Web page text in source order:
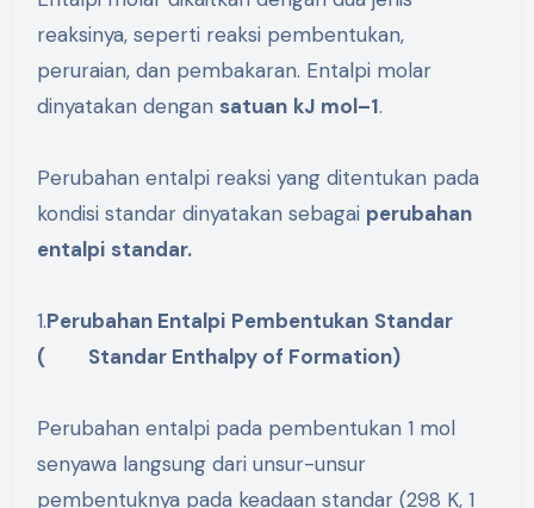
reaksinya, seperti reaksi pembentukan,
peruraian, dan pembakaran. Entalpi molar
dinyatakan dengan satuan kJ mol–1.
Perubahan entalpi reaksi yang ditentukan pada
kondisi standar dinyatakan sebagai perubahan
entalpi standar.
1.Perubahan Entalpi Pembentukan Standar
( StandarEnthalpy of Formation)
Perubahan entalpi pada pembentukan 1 mol
senyawa langsung dari unsur-unsur
pembentuknya pada keadaan standar (298 K, 1